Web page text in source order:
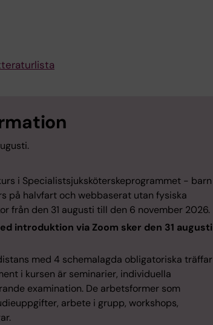
i Specialistsjuksköterskeprogrammet - barn
på halvfart och webbaserat utan fysiska
från den 31 augusti till den 6 november 2026.
introduktion via Zoom sker den 31 augusti
med 4 schemalagda obligatoriska träffar
i kursen är seminarier, individuella
examination. De arbetsformer som
arbete i grupp, workshops,